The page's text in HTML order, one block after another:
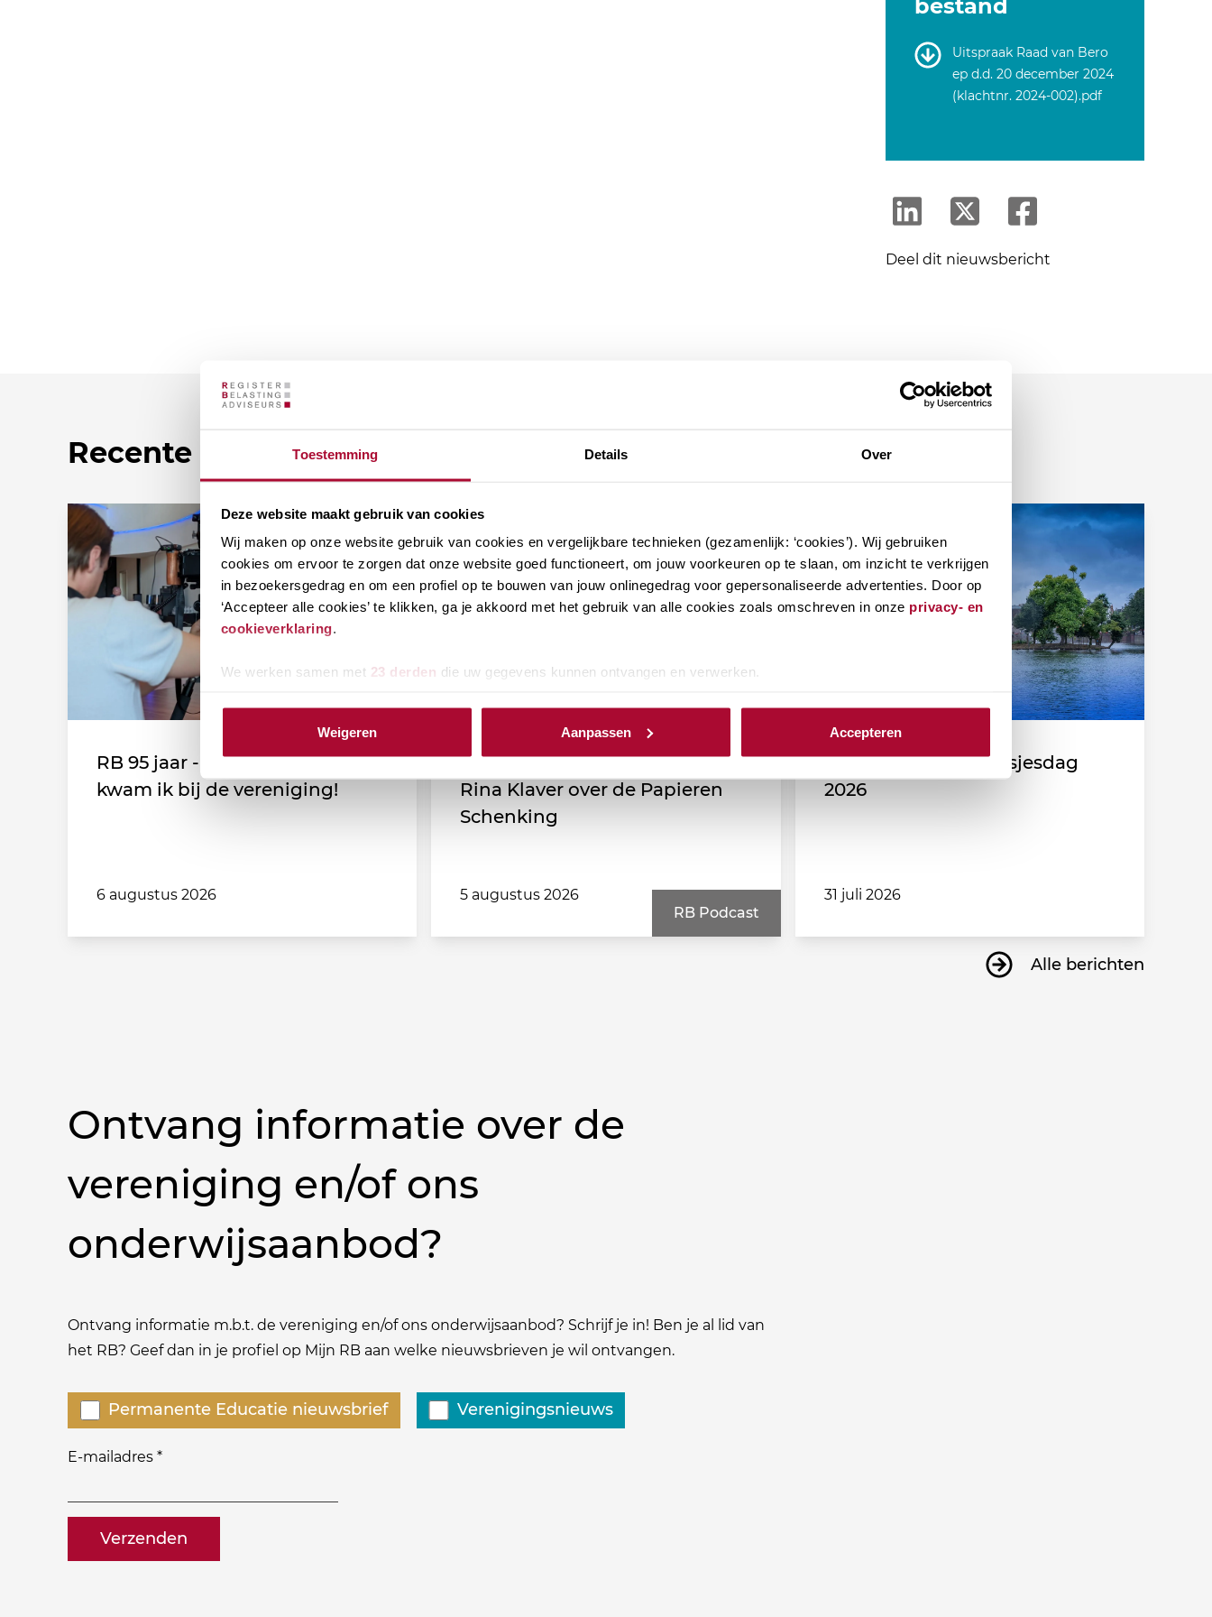
Toestemming Details Over
Deze website maakt gebruik van cookies
Wij maken op onze website gebruik van cookies en vergelijkbare technieken (gezamenlijk: ‘cookies’). Wij gebruiken
cookies om ervoor te zorgen dat onze website goed functioneert, om jouw voorkeuren op te slaan, om inzicht te verkrijgen
in bezoekersgedrag en om een profiel op te bouwen van jouw onlinegedrag voor gepersonaliseerde advertenties. Door op
‘Accepteer alle cookies’ te klikken, ga je akkoord met het gebruik van alle cookies zoals omschreven in onze privacy- en
cookieverklaring.
We werken samen met 23 derden die uw gegevens kunnen ontvangen en verwerken.
Weigeren Aanpassen Accepteren
bestand
Uitspraak Raad van Bero
ep d.d. 20 december 2024
(klachtnr. 2024-002).pdf
Deel dit nieuwsbericht
Recente nieuwsberichten
RB 95 jaar - Leden vertellen: Zo
kwam ik bij de vereniging!
6 augustus 2026
RB Podcast (afl. 172): Notaris
Rina Klaver over de Papieren
Schenking
5 augustus 2026
RB Podcast
Fiscale duiding Prinsjesdag
2026
31 juli 2026
Alle berichten
Ontvang informatie over de
vereniging en/of ons
onderwijsaanbod?
Ontvang informatie m.b.t. de vereniging en/of ons onderwijsaanbod? Schrijf je in! Ben je al lid van
het RB? Geef dan in je profiel op Mijn RB aan welke nieuwsbrieven je wil ontvangen.
E-mailadres *
naam@bedrijf.nl
Welke
nieuwsbrieven
zou
willen
ontvangen?
Permanente Educatie nieuwsbrief Verenigingsnieuws